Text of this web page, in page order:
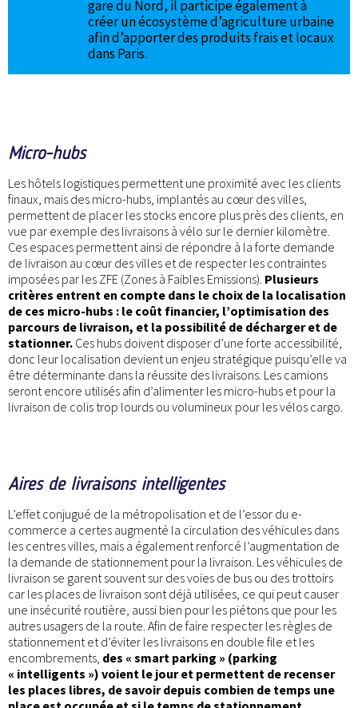
gare du Nord, il participe également à
créer un écosystème d’agriculture urbaine
afin d’apporter des produits frais et locaux
dans Paris.
Micro-hubs
Les hôtels logistiques permettent une proximité avec les clients
finaux, mais des micro-hubs, implantés au cœur des villes,
permettent de placer les stocks encore plus près des clients, en
vue par exemple des livraisons à vélo sur le dernier kilomètre.
Ces espaces permettent ainsi de répondre à la forte demande
de livraison au cœur des villes et de respecter les contraintes
imposées par les ZFE (Zones à Faibles Emissions). Plusieurs
critères entrent en compte dans le choix de la localisation
de ces micro-hubs : le coût financier, l’optimisation des
parcours de livraison, et la possibilité de décharger et de
stationner. Ces hubs doivent disposer d’une forte accessibilité,
donc leur localisation devient un enjeu stratégique puisqu’elle va
être déterminante dans la réussite des livraisons. Les camions
seront encore utilisés afin d’alimenter les micro-hubs et pour la
livraison de colis trop lourds ou volumineux pour les vélos cargo.
Aires de livraisons intelligentes
L’effet conjugué de la métropolisation et de l’essor du e-
commerce a certes augmenté la circulation des véhicules dans
les centres villes, mais a également renforcé l’augmentation de
la demande de stationnement pour la livraison. Les véhicules de
livraison se garent souvent sur des voies de bus ou des trottoirs
car les places de livraison sont déjà utilisées, ce qui peut causer
une insécurité routière, aussi bien pour les piétons que pour les
autres usagers de la route. Afin de faire respecter les règles de
stationnement et d’éviter les livraisons en double file et les
encombrements, des « smart parking » (parking
« intelligents ») voient le jour et permettent de recenser
les places libres, de savoir depuis combien de temps une